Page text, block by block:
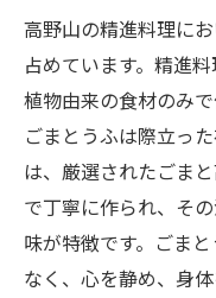
高野山の精進料理に
占めています。精進
植物由来の食材のみ
ごまとうふは際立っ
は、厳選されたごま
で丁寧に作られ、そ
味が特徴です。ごま
なく、心を静め、身